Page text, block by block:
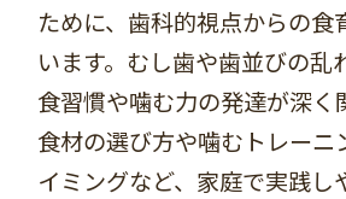
ために、歯科的視点からの食
います。むし歯や歯並びの乱
食習慣や噛む力の発達が深く
食材の選び方や噛むトレーニ
イミングなど、家庭で実践し